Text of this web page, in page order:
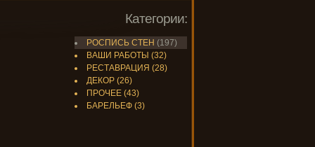
Категории:
РОСПИСЬ СТЕН (197)
ВАШИ РАБОТЫ (32)
РЕСТАВРАЦИЯ (28)
ДЕКОР (26)
ПРОЧЕЕ (43)
БАРЕЛЬЕФ (3)